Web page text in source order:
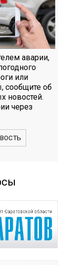
аварии,
или
сообщите об
новостей.
через